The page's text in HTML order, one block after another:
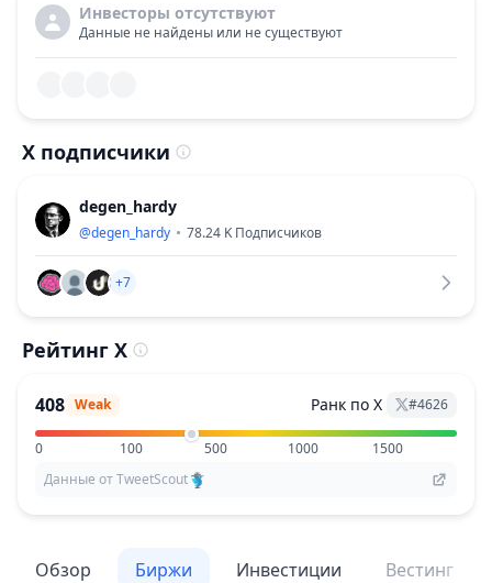
Инвесторы отсутствуют
Данные не найдены или не существуют
X подписчики
degen_hardy
@degen_hardy 78.24 K Подписчиков
+7
Рейтинг X
408 Weak Ранк по X #4626
0 100 500 1000
1500
Данные от TweetScout
Обзор Биржи Инвестиции Вестинг